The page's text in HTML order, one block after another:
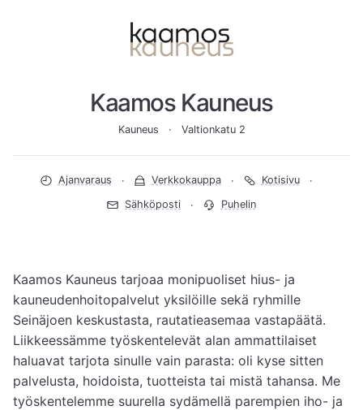
Kaamos Kauneus
Kauneus Valtionkatu 2
Ajanvaraus Verkkokauppa
Kotisivu
Sähköposti
Puhelin
Kaamos Kauneus tarjoaa monipuoliset hius- ja
kauneudenhoitopalvelut yksilöille sekä ryhmille
Seinäjoen keskustasta, rautatieasemaa vastapäätä.
Liikkeessämme työskentelevät alan ammattilaiset
haluavat tarjota sinulle vain parasta: oli kyse sitten
palvelusta, hoidoista, tuotteista tai mistä tahansa. Me
työskentelemme suurella sydämellä parempien iho- ja